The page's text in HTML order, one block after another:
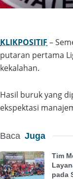
KLIKPOSITIF –
putaran pertama
kekalahan.
Hasil buruk yang
ekspektasi
Baca Juga
Tim
pada